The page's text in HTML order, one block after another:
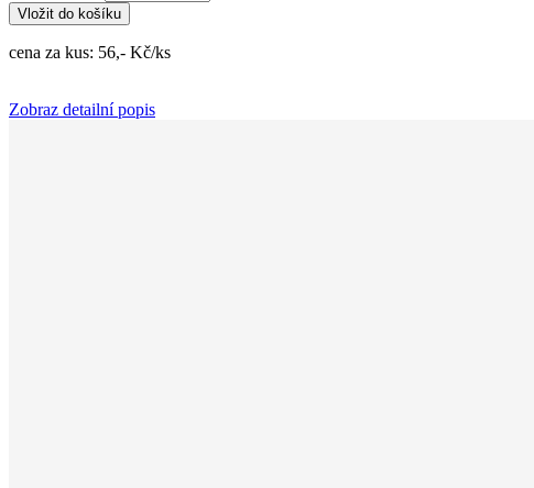
Vložit do košíku
cena za kus: 56,- Kč/ks
Zobraz detailní popis